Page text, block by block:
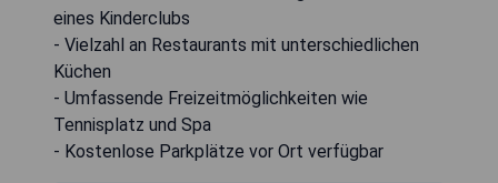
eines Kinderclubs
- Vielzahl an Restaurants mit unterschiedlichen
Küchen
- Umfassende Freizeitmöglichkeiten wie
Tennisplatz und Spa
- Kostenlose Parkplätze vor Ort verfügbar